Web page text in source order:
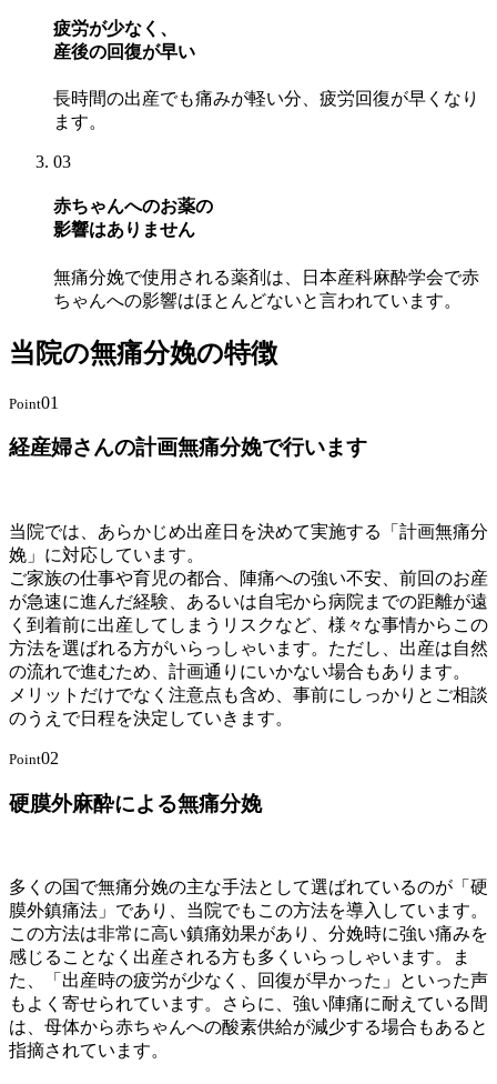
疲労が少なく、
産後の回復が早い
長時間の出産でも痛みが軽い分、疲労回復が早くなり
ます。
03
赤ちゃんへのお薬の
影響はありません
無痛分娩で使用される薬剤は、日本産科麻酔学会で赤
ちゃんへの影響はほとんどないと言われています。
当院の無痛分娩の特徴
Point01
経産婦さんの計画無痛分娩で行います
当院では、あらかじめ出産日を決めて実施する「計画無痛分
娩」に対応しています。
ご家族の仕事や育児の都合、陣痛への強い不安、前回のお産
が急速に進んだ経験、あるいは自宅から病院までの距離が遠
く到着前に出産してしまうリスクなど、様々な事情からこの
方法を選ばれる方がいらっしゃいます。ただし、出産は自然
の流れで進むため、計画通りにいかない場合もあります。
メリットだけでなく注意点も含め、事前にしっかりとご相談
のうえで日程を決定していきます。
Point02
硬膜外麻酔による無痛分娩
多くの国で無痛分娩の主な手法として選ばれているのが「硬
膜外鎮痛法」であり、当院でもこの方法を導入しています。
この方法は非常に高い鎮痛効果があり、分娩時に強い痛みを
感じることなく出産される方も多くいらっしゃいます。ま
た、「出産時の疲労が少なく、回復が早かった」といった声
もよく寄せられています。さらに、強い陣痛に耐えている間
は、母体から赤ちゃんへの酸素供給が減少する場合もあると
指摘されています。